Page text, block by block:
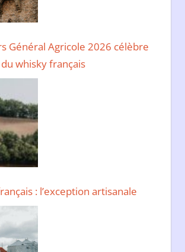
Général Agricole 2026 célèbre
whisky français
: l’exception artisanale